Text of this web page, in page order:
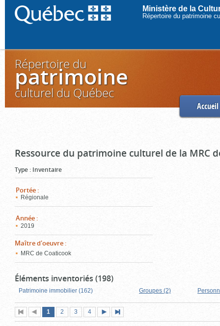
Ministère de la
Répertoire du patrimoine
Répertoire du
patrimoine
culturel du Québec
Accueil
Ressource du patrimoine culturel de la MRC
Type : Inventaire
Portée :
Régionale
Année :
2019
Maître d'oeuvre :
MRC de Coaticook
Éléments inventoriés (198)
Patrimoine immobilier (162) Groupes (2)
Première
page
Page
précédente
Page
1 (page
actuelle)
Page
2 Page
3 Page
4
suivante
page